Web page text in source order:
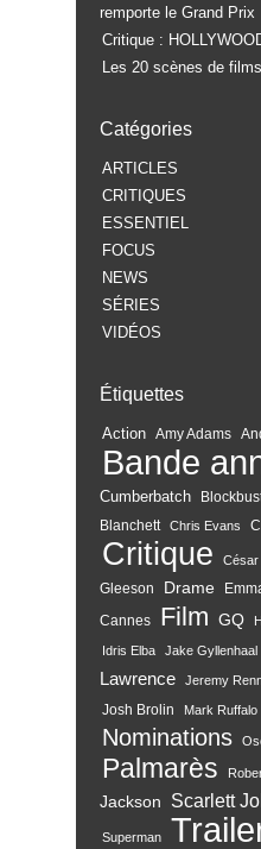
remporte le Grand Prix
Critique :
Les 20 scènes de
Catégories
ARTICLES
CRITIQUES
ESSENTIEL
FOCUS
NEWS
SÉRIES
VIDÉOS
Étiquettes
Action Amy Adams
Bande
Cumberbatch
Blanchett
Chris Evans
Critique César
Gleeson
Drame
Cannes
Film GQ
Idris Elba Jake Gyllenhaal
Lawrence
Jeremy
Josh Brolin
Mark Ruffalo
Nominations
Palmarès
Jackson
Scarlett
Superman